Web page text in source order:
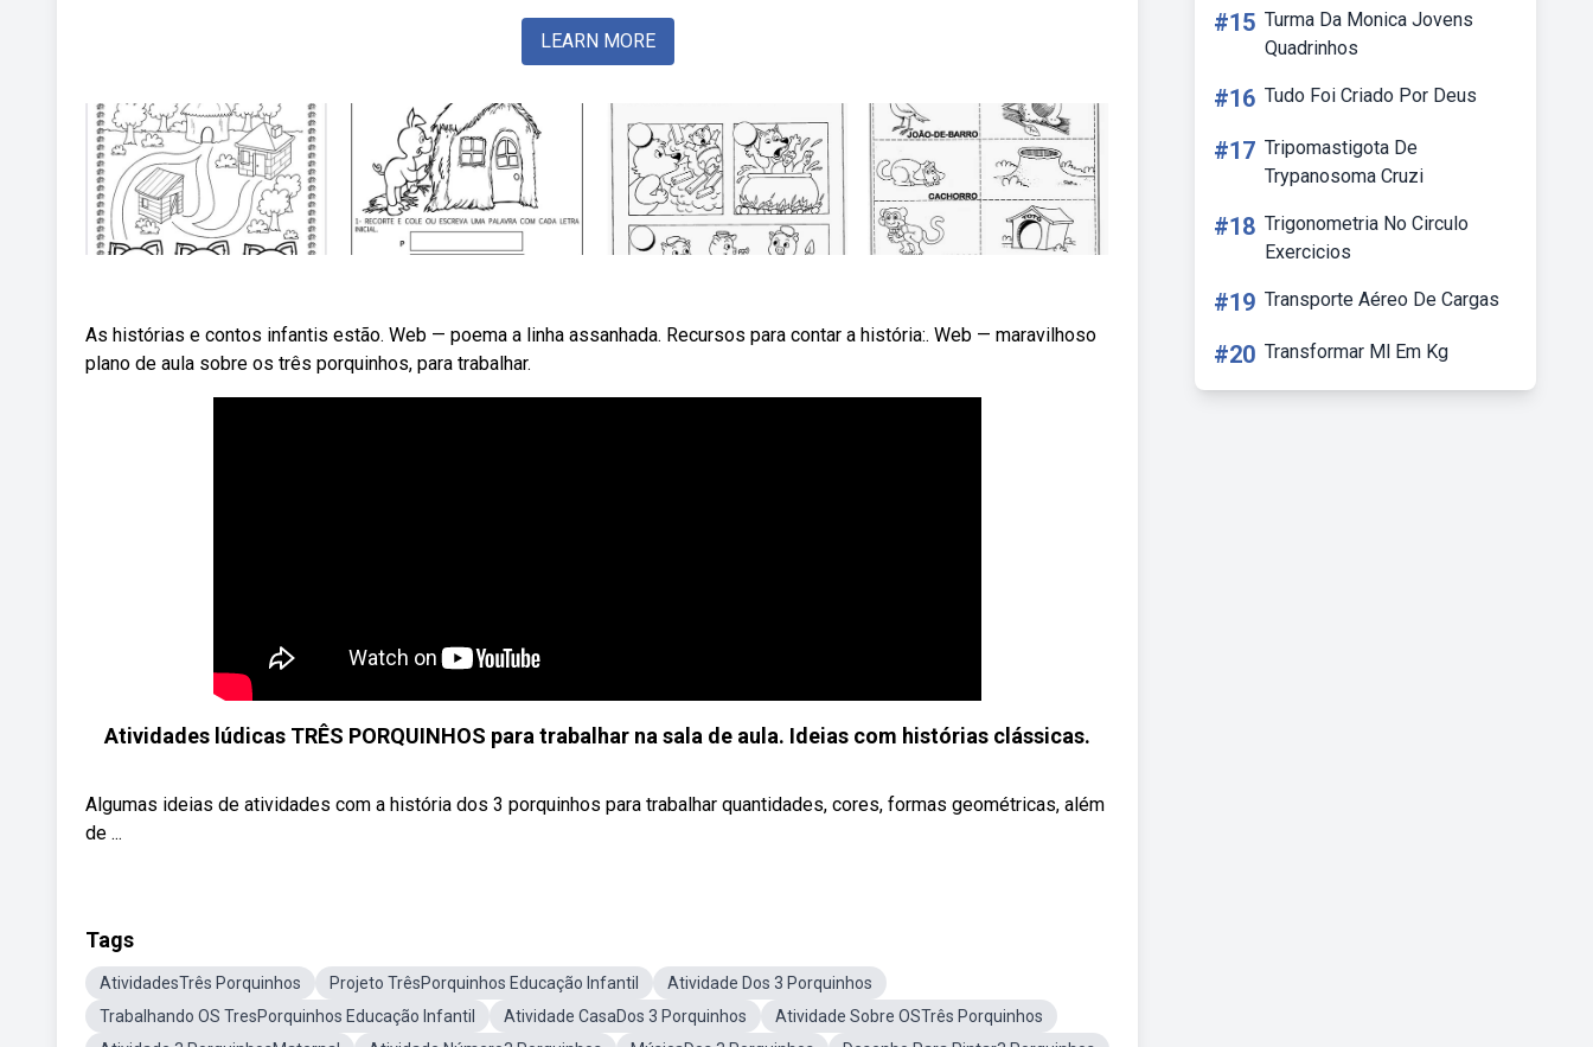
LEARN MORE
As histórias e contos infantis estão. Web — poema a linha assanhada. Recursos para contar a história:. Web — maravilhoso
plano de aula sobre os três porquinhos, para trabalhar.
Atividades lúdicas TRÊS PORQUINHOS para trabalhar na sala de aula. Ideias com histórias clássicas.
Algumas ideias de atividades com a história dos 3 porquinhos para trabalhar quantidades, cores, formas geométricas, além
de ...
Tags
AtividadesTrês Porquinhos Projeto TrêsPorquinhos Educação Infantil
Atividade Dos 3 Porquinhos
Trabalhando OS TresPorquinhos Educação Infantil
Atividade CasaDos 3 Porquinhos
Atividade Sobre OSTrês Porquinhos
#15 Turma Da Monica Jovens
Quadrinhos
#16 Tudo Foi Criado Por Deus
#17 Tripomastigota De
Trypanosoma Cruzi
#18 Trigonometria No Circulo
Exercicios
#19 Transporte Aéreo De Cargas
#20 Transformar Ml Em Kg